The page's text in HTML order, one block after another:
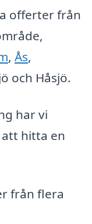
offerter från
, Ås,
och Håsjö.
har vi
hitta en
från flera